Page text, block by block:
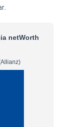
netWorth